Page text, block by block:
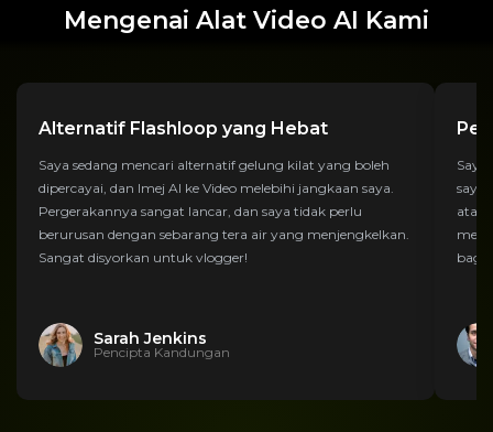
Mengenai Alat Video AI Kami
Alternatif Flashloop yang Hebat
Saya sedang mencari alternatif gelung kilat yang boleh
dipercayai, dan Imej AI ke Video melebihi jangkaan saya.
Pergerakannya sangat lancar, dan saya tidak perlu
berurusan dengan sebarang tera air yang menjengkelkan.
Sangat disyorkan untuk vlogger!
Sarah Jenkins
Pencipta Kandungan
atas